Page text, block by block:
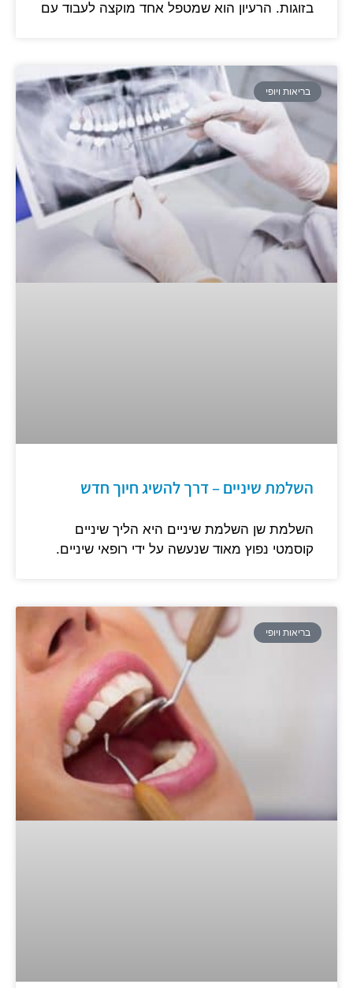
בזוגות. הרעיון הוא שמטפל אחד מוקצה לעבוד עם
בריאות ויופי
השלמת שיניים – דרך להשיג חיוך חדש
השלמת שן השלמת שיניים היא הליך שיניים
קוסמטי נפוץ מאוד שנעשה על ידי רופאי שיניים.
בריאות ויופי